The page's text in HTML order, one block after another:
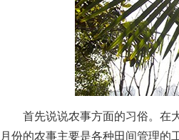
首先说说农事方面的习俗。在大
月份的农事主要是各种田间管理的